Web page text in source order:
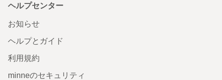
ヘルプセンター
お知らせ
ヘルプとガイド
利用規約
minneのセキュリティ